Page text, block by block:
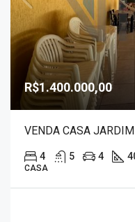
R$1.400.000,00
VENDA CASA
4 5 4
CASA